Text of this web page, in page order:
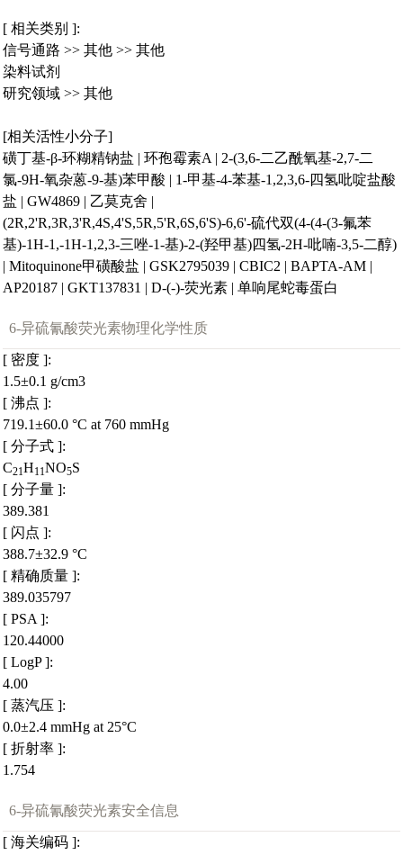
[ 相关类别 ]:
信号通路 >> 其他 >> 其他
染料试剂
研究领域 >> 其他
[相关活性小分子]
磺丁基-β-环糊精钠盐 | 环孢霉素A | 2-(3,6-二乙酰氧基-2,7-二
氯-9H-氧杂蒽-9-基)苯甲酸 | 1-甲基-4-苯基-1,2,3,6-四氢吡啶盐酸
盐 | GW4869 | 乙莫克舍 |
(2R,2'R,3R,3'R,4S,4'S,5R,5'R,6S,6'S)-6,6'-硫代双(4-(4-(3-氟苯
基)-1H-1,-1H-1,2,3-三唑-1-基)-2-(羟甲基)四氢-2H-吡喃-3,5-二醇)
| Mitoquinone甲磺酸盐 | GSK2795039 | CBIC2 | BAPTA-AM |
AP20187 | GKT137831 | D-(-)-荧光素 | 单响尾蛇毒蛋白
6-异硫氰酸荧光素物理化学性质
[ 密度 ]:
1.5±0.1 g/cm3
[ 沸点 ]:
719.1±60.0 °C at 760 mmHg
[ 分子式 ]:
C21H11NO5S
[ 分子量 ]:
389.381
[ 闪点 ]:
388.7±32.9 °C
[ 精确质量 ]:
389.035797
[ PSA ]:
120.44000
[ LogP ]:
4.00
[ 蒸汽压 ]:
0.0±2.4 mmHg at 25°C
[ 折射率 ]:
1.754
6-异硫氰酸荧光素安全信息
[ 海关编码 ]: